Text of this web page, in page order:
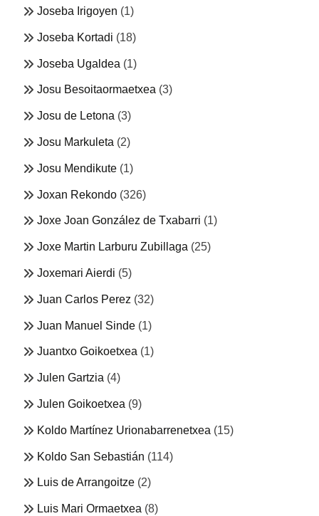
Joseba Irigoyen (1)
Joseba Kortadi (18)
Joseba Ugaldea (1)
Josu Besoitaormaetxea (3)
Josu de Letona (3)
Josu Markuleta (2)
Josu Mendikute (1)
Joxan Rekondo (326)
Joxe Joan González de Txabarri (1)
Joxe Martin Larburu Zubillaga (25)
Joxemari Aierdi (5)
Juan Carlos Perez (32)
Juan Manuel Sinde (1)
Juantxo Goikoetxea (1)
Julen Gartzia (4)
Julen Goikoetxea (9)
Koldo Martínez Urionabarrenetxea (15)
Koldo San Sebastián (114)
Luis de Arrangoitze (2)
Luis Mari Ormaetxea (8)